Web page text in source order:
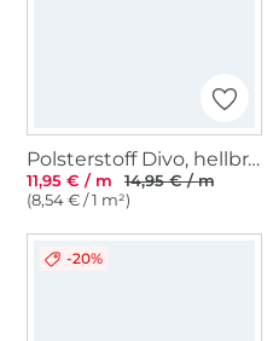
Polsterstoff Divo, hellbraun
11,95 € / m
14,95 € / m
(8,54 € / 1 m²)
-20%